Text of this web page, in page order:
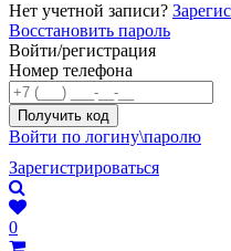
Нет учетной записи?
Восстановить пароль
Войти/регистрация
Номер телефона
Войти по логину\паролю
Зарегистрироваться
0